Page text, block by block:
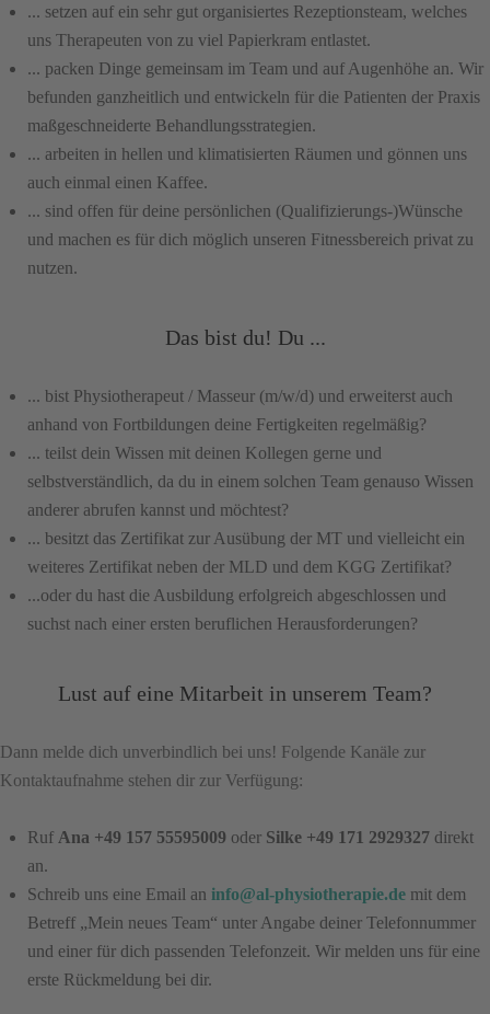
... setzen auf ein sehr gut organisiertes Rezeptionsteam, welches
uns Therapeuten von zu viel Papierkram entlastet.
... packen Dinge gemeinsam im Team und auf Augenhöhe an. Wir
befunden ganzheitlich und entwickeln für die Patienten der Praxis
maßgeschneiderte Behandlungsstrategien.
... arbeiten in hellen und klimatisierten Räumen und gönnen uns
auch einmal einen Kaffee.
... sind offen für deine persönlichen (Qualifizierungs-)Wünsche
und machen es für dich möglich unseren Fitnessbereich privat zu
nutzen.
Das bist du! Du ...
... bist Physiotherapeut / Masseur (m/w/d) und erweiterst auch
anhand von Fortbildungen deine Fertigkeiten regelmäßig?
... teilst dein Wissen mit deinen Kollegen gerne und
selbstverständlich, da du in einem solchen Team genauso Wissen
anderer abrufen kannst und möchtest?
... besitzt das Zertifikat zur Ausübung der MT und vielleicht ein
weiteres Zertifikat neben der MLD und dem KGG Zertifikat?
...oder du hast die Ausbildung erfolgreich abgeschlossen und
suchst nach einer ersten beruflichen Herausforderungen?
Lust auf eine Mitarbeit in unserem Team?
Dann melde dich unverbindlich bei uns! Folgende Kanäle zur
Kontaktaufnahme stehen dir zur Verfügung:
Ruf Ana +49 157 55595009 oder Silke +49 171 2929327 direkt
an.
Schreib uns eine Email an info@al-physiotherapie.de mit dem
Betreff „Mein neues Team“ unter Angabe deiner Telefonnummer
und einer für dich passenden Telefonzeit. Wir melden uns für eine
erste Rückmeldung bei dir.